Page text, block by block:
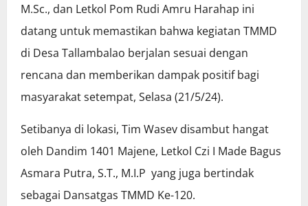
M.Sc., dan Letkol Pom Rudi Amru Harahap ini
datang untuk memastikan bahwa kegiatan TMMD
di Desa Tallambalao berjalan sesuai dengan
rencana dan memberikan dampak positif bagi
masyarakat setempat, Selasa (21/5/24).
Setibanya di lokasi, Tim Wasev disambut hangat
oleh Dandim 1401 Majene, Letkol Czi I Made Bagus
Asmara Putra, S.T., M.I.P yang juga bertindak
sebagai Dansatgas TMMD Ke-120.